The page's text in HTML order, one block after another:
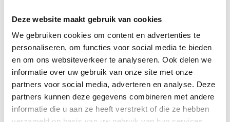
Deze website maakt gebruik van cookies
We gebruiken cookies om content en advertenties te
personaliseren, om functies voor social media te bieden
en om ons websiteverkeer te analyseren. Ook delen we
informatie over uw gebruik van onze site met onze
partners voor social media, adverteren en analyse. Deze
partners kunnen deze gegevens combineren met andere
informatie die u aan ze heeft verstrekt of die ze hebben